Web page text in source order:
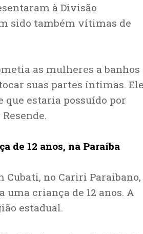
à Divisão
sido também vítimas de
as mulheres a banhos
suas partes íntimas. Ele
que estaria possuído por
de 12 anos, na Paraíba
Cubati, no Cariri
criança de 12 anos. A
estadual.